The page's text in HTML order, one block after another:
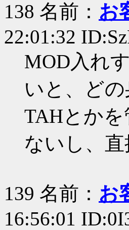
138 名前： お
22:01:32
MOD入れ
いと、ど
TAHとか
ないし、
139 名前： お
16:56:01